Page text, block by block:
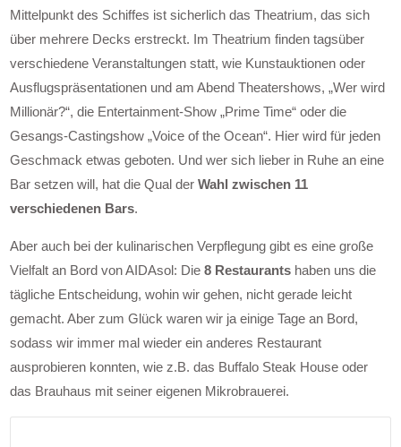
Mittelpunkt des Schiffes ist sicherlich das Theatrium, das sich
über mehrere Decks erstreckt. Im Theatrium finden tagsüber
verschiedene Veranstaltungen statt, wie Kunstauktionen oder
Ausflugspräsentationen und am Abend Theatershows, „Wer wird
Millionär?“, die Entertainment-Show „Prime Time“ oder die
Gesangs-Castingshow „Voice of the Ocean“. Hier wird für jeden
Geschmack etwas geboten. Und wer sich lieber in Ruhe an eine
Bar setzen will, hat die Qual derWahl zwischen 11
verschiedenen Bars.
Aber auch bei der kulinarischen Verpflegung gibt es eine große
Vielfalt an Bord von AIDAsol: Die8 Restaurants haben uns die
tägliche Entscheidung, wohin wir gehen, nicht gerade leicht
gemacht. Aber zum Glück waren wir ja einige Tage an Bord,
sodass wir immer mal wieder ein anderes Restaurant
ausprobieren konnten, wie z.B. das Buffalo Steak House oder
das Brauhaus mit seiner eigenen Mikrobrauerei.